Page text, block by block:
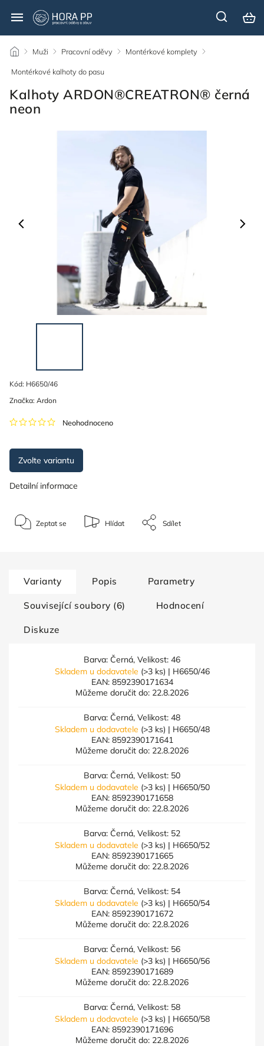
/ Muži / Pracovní oděvy / Montérkové komplety /
Montérkové kalhoty do pasu
Kalhoty ARDON®CREATRON® černá
neon
Kód: H6650/46
Neohodnoceno
Značka: Ardon
Zvolte variantu
Detailní informace
Zeptat se Hlídat Sdílet
Varianty Popis Parametry
Související soubory (6) Hodnocení
Diskuze
Barva: Černá, Velikost: 46
Skladem u dodavatele (>3 ks) | H6650/46
EAN: 8592390171634
Můžeme doručit do: 22.8.2026
Barva: Černá, Velikost: 48
Skladem u dodavatele (>3 ks) | H6650/48
EAN: 8592390171641
Můžeme doručit do: 22.8.2026
Barva: Černá, Velikost: 50
Skladem u dodavatele (>3 ks) | H6650/50
EAN: 8592390171658
Můžeme doručit do: 22.8.2026
Barva: Černá, Velikost: 52
Skladem u dodavatele (>3 ks) | H6650/52
EAN: 8592390171665
Můžeme doručit do: 22.8.2026
Barva: Černá, Velikost: 54
Skladem u dodavatele (>3 ks) | H6650/54
EAN: 8592390171672
Můžeme doručit do: 22.8.2026
Barva: Černá, Velikost: 56
Skladem u dodavatele (>3 ks) | H6650/56
EAN: 8592390171689
Můžeme doručit do: 22.8.2026
Barva: Černá, Velikost: 58
Skladem u dodavatele (>3 ks) | H6650/58
EAN: 8592390171696
Můžeme doručit do: 22.8.2026